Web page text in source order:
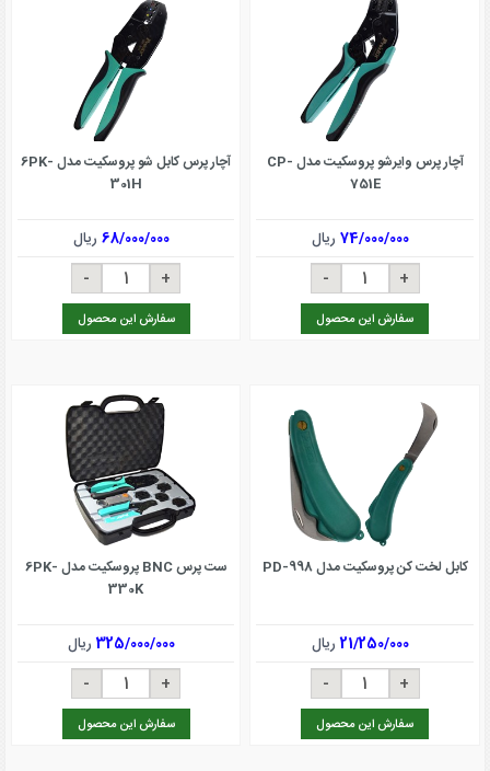
آچار پرس وایرشو پروسکیت مدل CP-
751E
74/000/000ریال
سفارش این محصول
آچار پرس کابل شو پروسکیت مدل 6PK-
301H
68/000/000ریال
سفارش این محصول
کابل لخت کن پروسکیت مدل PD-998
21/250/000ریال
سفارش این محصول
ست پرس BNC پروسکیت مدل 6PK-
330K
325/000/000ریال
سفارش این محصول